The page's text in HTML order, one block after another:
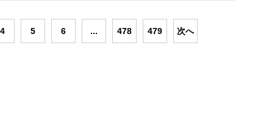
4 5 6 ... 478 479 次へ